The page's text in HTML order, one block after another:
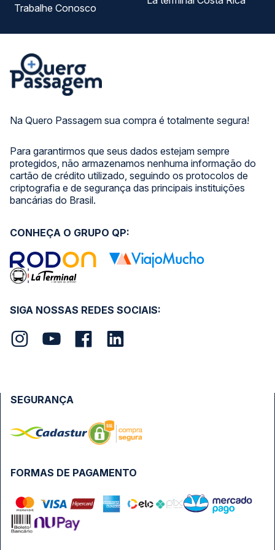
Na Quero Passagem sua compra é totalmente segura!
Para garantirmos que seus dados estejam sempre
protegidos, não armazenamos nenhuma informação do
cartão de crédito utilizado, seguindo os protocolos de
criptografia e de segurança das principais instituições
bancárias do Brasil.
Trabalhe Conosco
SIGA NOSSAS REDES SOCIAIS:
CONHEÇA O GRUPO QP:
FORMAS DE PAGAMENTO
SEGURANÇA